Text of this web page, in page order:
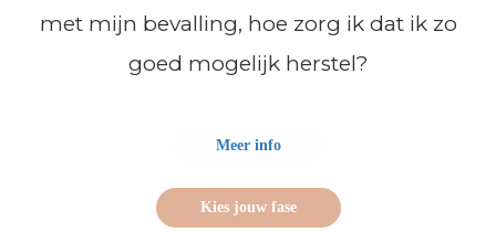
met mijn bevalling, hoe zorg ik dat ik zo
goed mogelijk herstel?
Meer info
Kies jouw fase